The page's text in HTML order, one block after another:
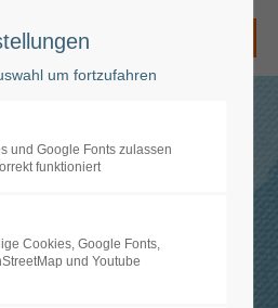
um fortzufahren
und Google Fonts zulassen
funktioniert
Cookies, Google Fonts,
und Youtube